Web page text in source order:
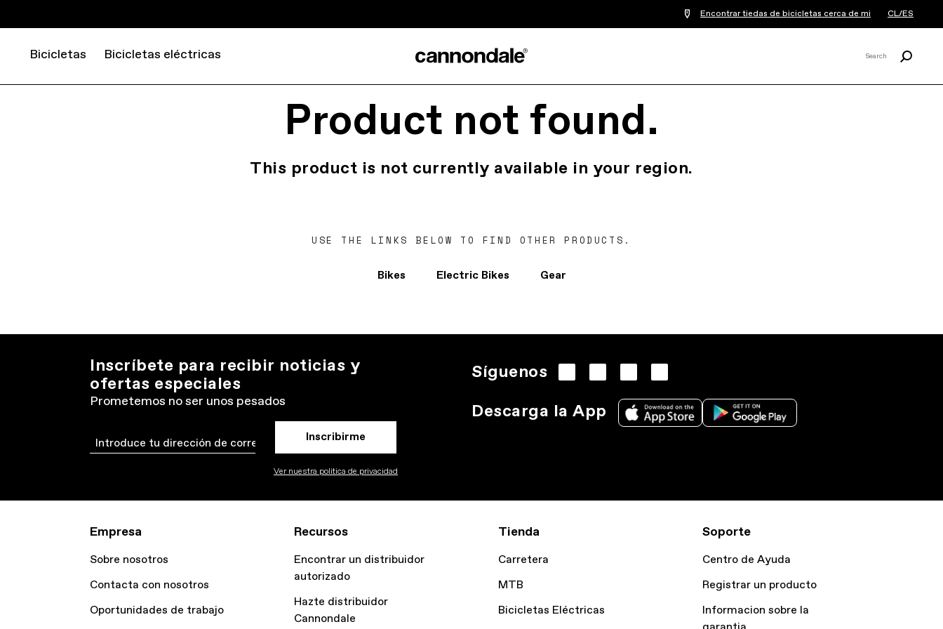
Encontrar tiedas de bicicletas cerca de mi CL/ES
Bicicletas Bicicletas eléctricas Search
Product not found.
This product is not currently available in your region.
USE THE LINKS BELOW TO FIND OTHER PRODUCTS.
Bikes Electric Bikes Gear
Inscríbete para recibir noticias y
ofertas especiales
Prometemos no ser unos pesados
Email Inscribirme
Ver nuestra politica de privacidad
Síguenos
Descarga la App
Empresa
Sobre nosotros
Contacta con nosotros
Oportunidades de trabajo
Recursos
Encontrar un distribuidor
autorizado
Hazte distribuidor
Cannondale
Tienda
Carretera
MTB
Bicicletas Eléctricas
Soporte
Centro de Ayuda
Registrar un producto
Informacion sobre la